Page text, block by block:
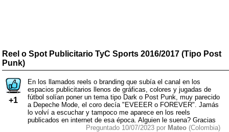
Reel o Spot Publicitario TyC Sports 2016/2017 (Tipo Post
Punk)
+1
En los llamados reels o branding que subía el canal en los
espacios publicitarios llenos de gráficas, colores y jugadas de
fútbol solían poner un tema tipo Dark o Post Punk, muy parecido
a Depeche Mode, el coro decía "EVEEER o FOREVER". Jamás
lo volví a escuchar y tampoco me aparece en los reels
publicados en internet de esa época. Alguien le suena? Gracias
Preguntado 10/07/2023 por Mateo (Colombia)